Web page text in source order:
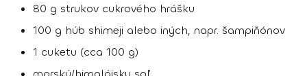
80 g strukov cukrového hrášku
100 g húb shimeji alebo iných, napr. šampiňónov
1 cuketu (cca 100 g)